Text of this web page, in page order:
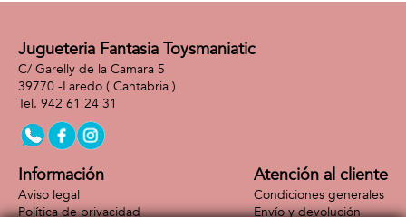
Jugueteria Fantasia Toysmaniatic
C/ Garelly de la Camara 5
39770 -Laredo ( Cantabria )
942 61 24 31
Información
Aviso legal
Política de privacidad
Atención al cliente
Condiciones generales
Envío y devolución